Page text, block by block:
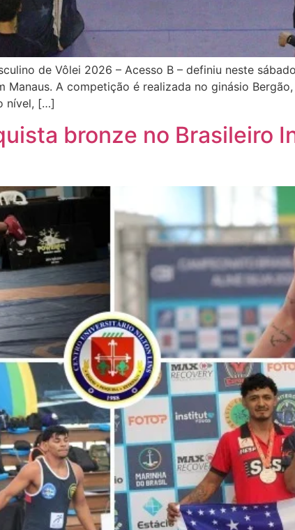
de Vôlei 2026 – Acesso B – definiu neste
A competição é realizada no ginásio
nível, […]
bronze no Brasileiro